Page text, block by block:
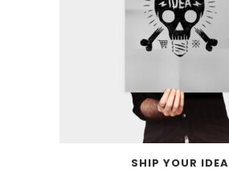
SHIP YOUR IDEA